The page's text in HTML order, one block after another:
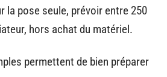
la pose seule, prévoir entre 250
hors achat du matériel.
permettent de bien préparer